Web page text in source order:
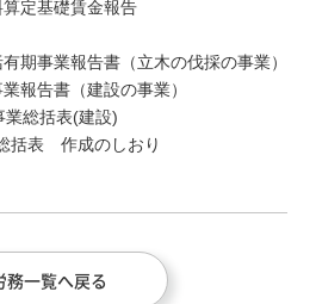
定基礎賃金報告
事業報告書（立木の伐採の事業）
告書（建設の事業）
総括表(建設)
括表 作成のしおり
務一覧へ戻る